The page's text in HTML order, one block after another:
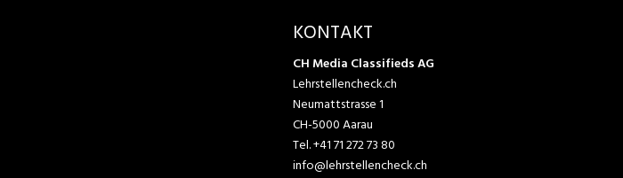
KONTAKT
CH Media Classifieds AG
Lehrstellencheck.ch
Neumattstrasse 1
CH-5000 Aarau
Tel.+41 71 272 73 80
info@lehrstellencheck.ch